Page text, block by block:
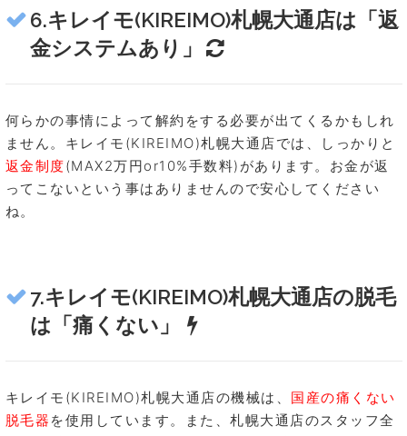
6.キレイモ(KIREIMO)札幌大通店は「返
金システムあり」
何らかの事情によって解約をする必要が出てくるかもしれ
ません。キレイモ(KIREIMO)札幌大通店では、しっかりと
返金制度(MAX2万円or10%手数料)があります。お金が返
ってこないという事はありませんので安心してください
ね。
7.キレイモ(KIREIMO)札幌大通店の脱毛
は「痛くない」
キレイモ(KIREIMO)札幌大通店の機械は、 国産の痛くない
脱毛器 を使用しています。また、札幌大通店のスタッフ全